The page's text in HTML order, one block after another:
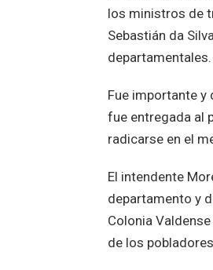
los ministros de
Sebastián da
departamentales.
Fue importante y
fue entregada al
radicarse en el
El intendente
departamento y
Colonia
de los